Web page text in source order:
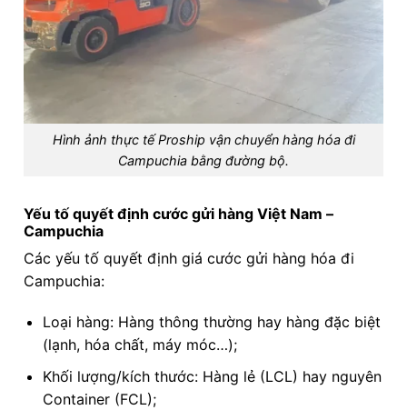
Hình ảnh thực tế Proship vận chuyển hàng hóa đi
Campuchia bằng đường bộ.
Yếu tố quyết định cước gửi hàng Việt Nam –
Campuchia
Các yếu tố quyết định giá cước gửi hàng hóa đi
Campuchia:
Loại hàng: Hàng thông thường hay hàng đặc biệt
(lạnh, hóa chất, máy móc…);
Khối lượng/kích thước: Hàng lẻ (LCL) hay nguyên
Container (FCL);